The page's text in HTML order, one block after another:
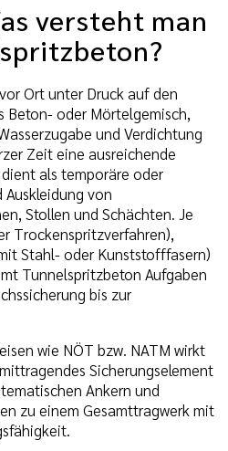
versteht man
Ort unter Druck auf den
Beton- oder Mörtelgemisch,
und Verdichtung
Zeit eine ausreichende
als temporäre oder
von
Stollen und Schächten. Je
Trockenspritzverfahren),
Stahl- oder Kunststofffasern)
Tunnelspritzbeton Aufgaben
bis zur
wie NÖT bzw. NATM wirkt
Sicherungselement
Ankern und
zu einem Gesamttragwerk mit